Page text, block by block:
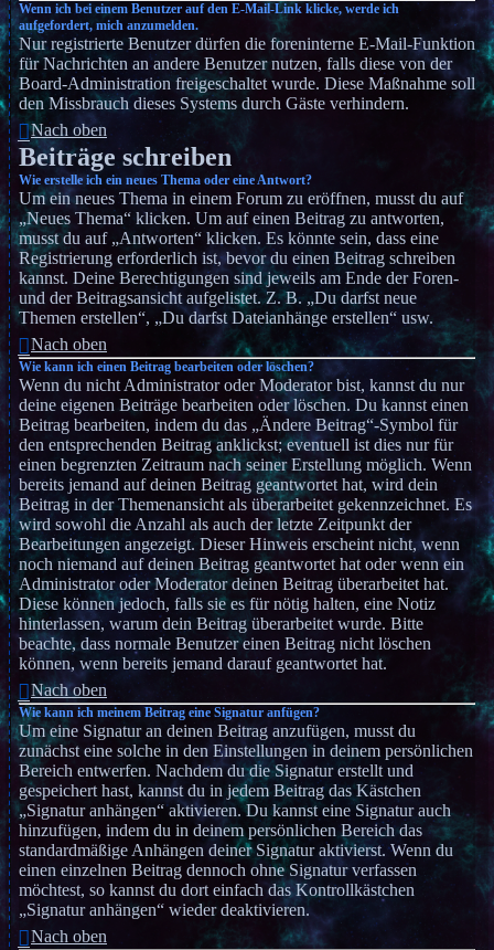
Wenn ich bei einem Benutzer auf den E-Mail-Link klicke, werde ich
aufgefordert, mich anzumelden.
Nur registrierte Benutzer dürfen die foreninterne E-Mail-Funktion
für Nachrichten an andere Benutzer nutzen, falls diese von der
Board-Administration freigeschaltet wurde. Diese Maßnahme soll
den Missbrauch dieses Systems durch Gäste verhindern.
Nach oben
Beiträge schreiben
Wie erstelle ich ein neues Thema oder eine Antwort?
Um ein neues Thema in einem Forum zu eröffnen, musst du auf
„Neues Thema“ klicken. Um auf einen Beitrag zu antworten,
musst du auf „Antworten“ klicken. Es könnte sein, dass eine
Registrierung erforderlich ist, bevor du einen Beitrag schreiben
kannst. Deine Berechtigungen sind jeweils am Ende der Foren-
und der Beitragsansicht aufgelistet. Z. B. „Du darfst neue
Themen erstellen“, „Du darfst Dateianhänge erstellen“ usw.
Nach oben
Wie kann ich einen Beitrag bearbeiten oder löschen?
Wenn du nicht Administrator oder Moderator bist, kannst du nur
deine eigenen Beiträge bearbeiten oder löschen. Du kannst einen
Beitrag bearbeiten, indem du das „Ändere Beitrag“-Symbol für
den entsprechenden Beitrag anklickst; eventuell ist dies nur für
einen begrenzten Zeitraum nach seiner Erstellung möglich. Wenn
bereits jemand auf deinen Beitrag geantwortet hat, wird dein
Beitrag in der Themenansicht als überarbeitet gekennzeichnet. Es
wird sowohl die Anzahl als auch der letzte Zeitpunkt der
Bearbeitungen angezeigt. Dieser Hinweis erscheint nicht, wenn
noch niemand auf deinen Beitrag geantwortet hat oder wenn ein
Administrator oder Moderator deinen Beitrag überarbeitet hat.
Diese können jedoch, falls sie es für nötig halten, eine Notiz
hinterlassen, warum dein Beitrag überarbeitet wurde. Bitte
beachte, dass normale Benutzer einen Beitrag nicht löschen
können, wenn bereits jemand darauf geantwortet hat.
Nach oben
Wie kann ich meinem Beitrag eine Signatur anfügen?
Um eine Signatur an deinen Beitrag anzufügen, musst du
zunächst eine solche in den Einstellungen in deinem persönlichen
Bereich entwerfen. Nachdem du die Signatur erstellt und
gespeichert hast, kannst du in jedem Beitrag das Kästchen
„Signatur anhängen“ aktivieren. Du kannst eine Signatur auch
hinzufügen, indem du in deinem persönlichen Bereich das
standardmäßige Anhängen deiner Signatur aktivierst. Wenn du
einen einzelnen Beitrag dennoch ohne Signatur verfassen
möchtest, so kannst du dort einfach das Kontrollkästchen
„Signatur anhängen“ wieder deaktivieren.
Nach oben